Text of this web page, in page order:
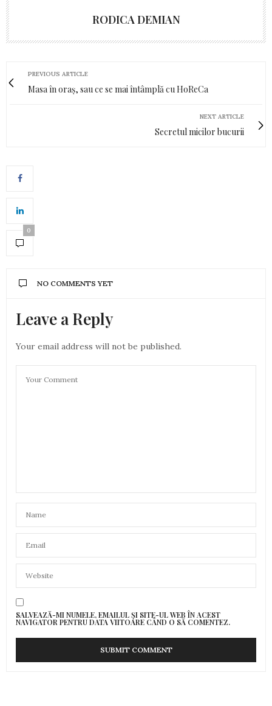
RODICA DEMIAN
PREVIOUS ARTICLE
Masa în oraș, sau ce se mai întâmplă cu HoReCa
NEXT ARTICLE
Secretul micilor bucurii
0
NO COMMENTS YET
Leave a Reply
Your email address will not be published.
SALVEAZĂ-MI NUMELE, EMAILUL ȘI SITE-UL WEB ÎN ACEST
NAVIGATOR PENTRU DATA VIITOARE CÂND O SĂ COMENTEZ.